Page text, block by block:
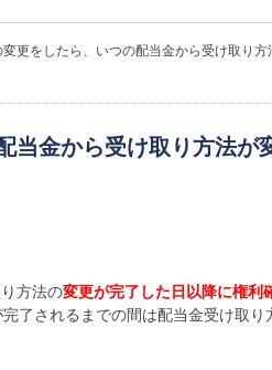
更をしたら、いつの配当金から受け取り方
当金から受け取り方法が
方法の変更が完了した日以降に権利
されるまでの間は配当金受け取り